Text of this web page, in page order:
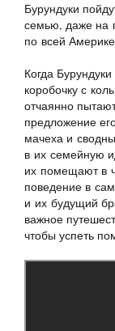
Бурундуки
семью, даже на
по всей
Когда
коробочку с
отчаянно
предложение
мачеха и
в их семейную
их помещают в
поведение в
и их будущий
важное
чтобы успеть